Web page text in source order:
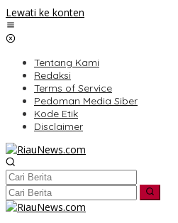
Lewati ke konten
Tentang Kami
Redaksi
Terms of Service
Pedoman Media Siber
Kode Etik
Disclaimer